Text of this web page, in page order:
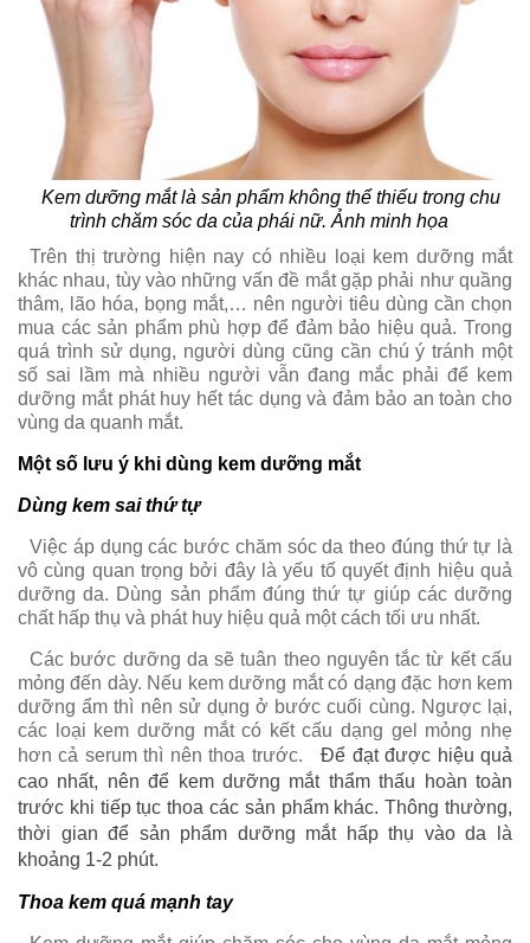
Kem dưỡng mắt là sản phẩm không thể thiếu trong chu
trình chăm sóc da của phái nữ. Ảnh minh họa
Trên thị trường hiện nay có nhiều loại kem dưỡng mắt
khác nhau, tùy vào những vấn đề mắt gặp phải như quầng
thâm, lão hóa, bọng mắt,… nên người tiêu dùng cần chọn
mua các sản phẩm phù hợp để đảm bảo hiệu quả. Trong
quá trình sử dụng, người dùng cũng cần chú ý tránh một
số sai lầm mà nhiều người vẫn đang mắc phải để kem
dưỡng mắt phát huy hết tác dụng và đảm bảo an toàn cho
vùng da quanh mắt.
Một số lưu ý khi dùng kem dưỡng mắt
Dùng kem sai thứ tự
Việc áp dụng các bước chăm sóc da theo đúng thứ tự là
vô cùng quan trọng bởi đây là yếu tố quyết định hiệu quả
dưỡng da. Dùng sản phẩm đúng thứ tự giúp các dưỡng
chất hấp thụ và phát huy hiệu quả một cách tối ưu nhất.
Các bước dưỡng da sẽ tuân theo nguyên tắc từ kết cấu
mỏng đến dày. Nếu kem dưỡng mắt có dạng đặc hơn kem
dưỡng ẩm thì nên sử dụng ở bước cuối cùng. Ngược lại,
các loại kem dưỡng mắt có kết cấu dạng gel mỏng nhẹ
hơn cả serum thì nên thoa trước.
Để đạt được hiệu quả
cao nhất, nên để kem dưỡng mắt thẩm thấu hoàn toàn
trước khi tiếp tục thoa các sản phẩm khác. Thông thường,
thời gian để sản phẩm dưỡng mắt hấp thụ vào da là
khoảng 1-2 phút.
Thoa kem quá mạnh tay